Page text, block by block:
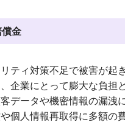
金
ティ対策不足で被害が起
企業にとって膨大な負担
データや機密情報の漏洩
個人情報再取得に多額の